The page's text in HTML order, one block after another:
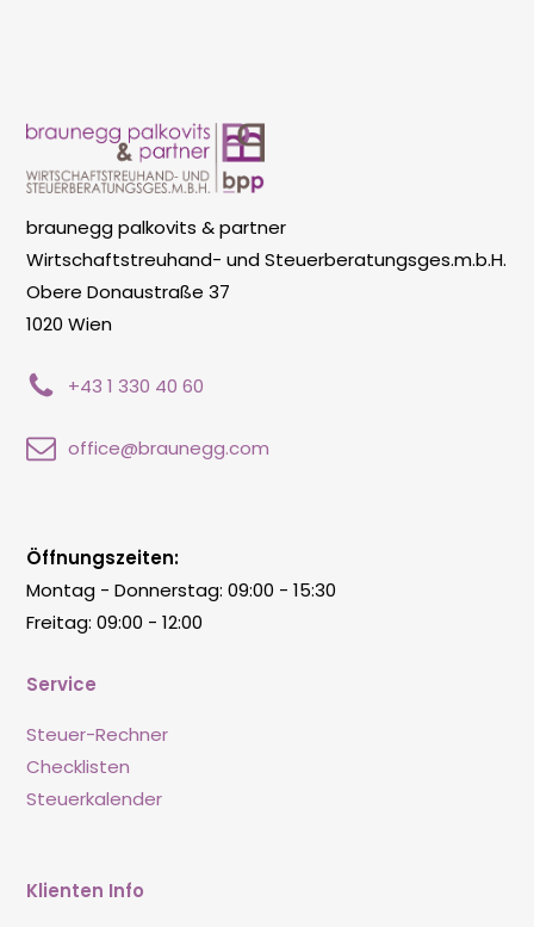
braunegg palkovits & partner
Wirtschaftstreuhand- und Steuerberatungsges.m.b.H.
Obere Donaustraße 37
1020 Wien
+43 1 330 40 60
office@braunegg.com
Service
Steuer-Rechner
Checklisten
Steuerkalender
Klienten Info
Öffnungszeiten:
Montag - Donnerstag: 09:00 - 15:30
Freitag: 09:00 - 12:00